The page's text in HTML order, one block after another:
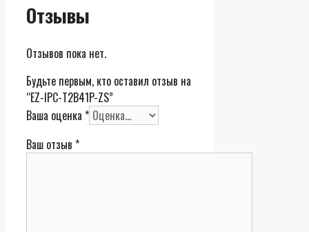
Отзывы
Отзывов пока нет.
Будьте первым, кто оставил отзыв на
“EZ-IPC-T2B41P-ZS”
Ваша оценка *
Ваш отзыв *